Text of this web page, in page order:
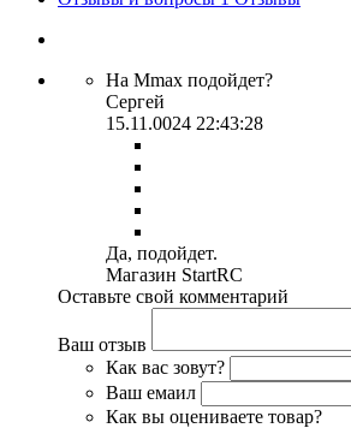
На Mmax подойдет?
Сергей
15.11.0024 22:43:28
Да, подойдет.
Магазин StartRC
Оставьте свой комментарий
Ваш отзыв
Как вас зовут?
Ваш емаил
Как вы оцениваете товар?